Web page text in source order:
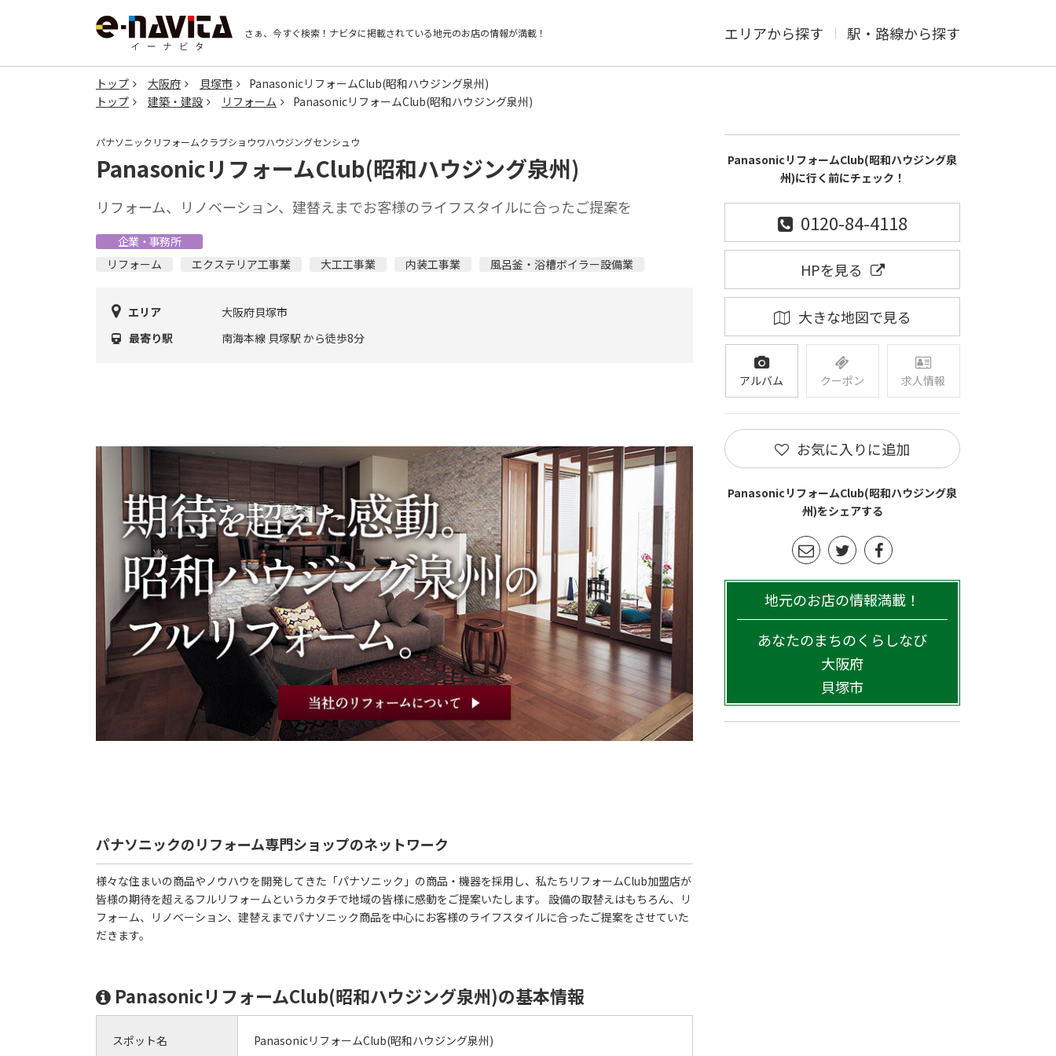
さぁ、今すぐ検索！ ナビタに掲載されている地元のお店の情報が満載！ エリアから探す 駅・路線から探す
トップ 大阪府 貝塚市
PanasonicリフォームClub(昭和ハウジング泉州)
トップ
建築・建設 リフォーム PanasonicリフォームClub(昭和ハウジング泉州)
パナソニックリフォームクラブショウワハウジングセンシュウ
PanasonicリフォームClub(昭和ハウジング泉州)
リフォーム、リノベーション、建替えまでお客様のライフスタイルに合ったご提案を
企業・事務所
リフォーム
エクステリア工事業 大工工事業 内装工事業 風呂釜・浴槽ボイラー設備業
エリア
大阪府貝塚市
最寄り駅
南海本線 貝塚駅 から徒歩8分
パナソニックのリフォーム専門ショップのネットワーク
様々な住まいの商品やノウハウを開発してきた「パナソニック」の商品・機器を採用し、私たちリフォームClub加盟店が
皆様の期待を超えるフルリフォームというカタチで地域の皆様に感動をご提案いたします。 設備の取替えはもちろん、リ
フォーム、リノベーション、建替えまでパナソニック商品を中心にお客様のライフスタイルに合ったご提案をさせていた
だきます。
PanasonicリフォームClub(昭和ハウジング泉州)の基本情報
スポット名 PanasonicリフォームClub(昭和ハウジング泉州)
PanasonicリフォームClub(昭和ハウジング泉
州)に行く前にチェック！
0120-84-4118
HPを見る
大きな地図で見る
アルバム クーポン 求人情報
お気に入りに追加
PanasonicリフォームClub(昭和ハウジング泉
州)をシェアする
地元のお店の情報満載！
あなたのまちのくらしなび
大阪府
貝塚市